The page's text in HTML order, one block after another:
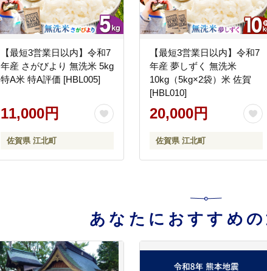
【最短3営業日以内】令和7
年産 さがびより 無洗米 5kg
特A米 特A評価 [HBL005]
11,000円
佐賀県 江北町
【最短3営業日以内】令和7
年産 夢しずく 無洗米
10kg（5kg×2袋）米 佐賀
[HBL010]
20,000円
佐賀県 江北町
あなたにおすすめの